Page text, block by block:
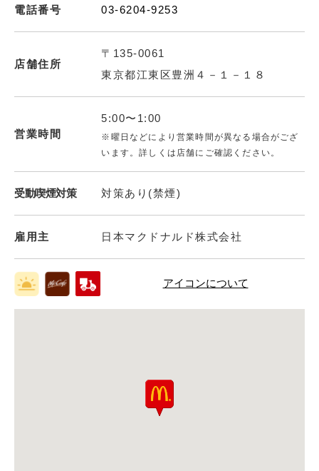
電話番号 03-6204-9253
店舗住所
〒135-0061
東京都江東区豊洲４－１－１８
営業時間
5:00〜1:00
※曜日などにより営業時間が異なる場合がござ
います。詳しくは店舗にご確認ください。
受動喫煙対策 対策あり(禁煙)
雇用主 日本マクドナルド株式会社
アイコンについて